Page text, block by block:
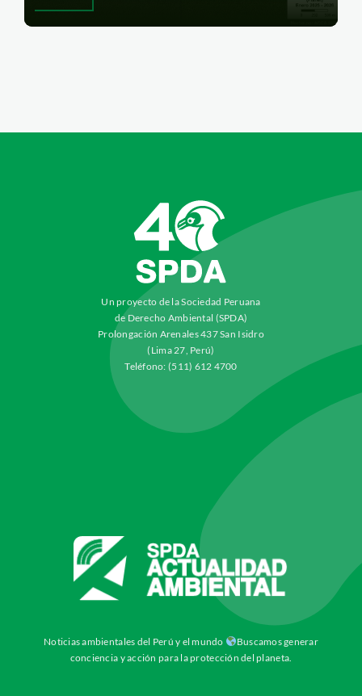
Un proyecto de la Sociedad Peruana
de Derecho Ambiental (SPDA)
Prolongación Arenales 437 San Isidro
(Lima 27, Perú)
Teléfono: (511) 612 4700
Noticias ambientales del Perú y el mundo
Buscamos generar
conciencia y acción para la protección del planeta.